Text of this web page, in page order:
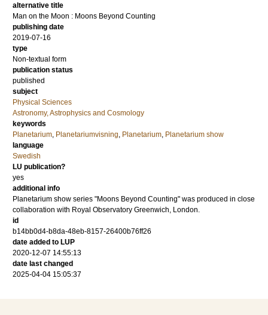
alternative title
Man on the Moon : Moons Beyond Counting
publishing date
2019-07-16
type
Non-textual form
publication status
published
subject
Physical Sciences
Astronomy, Astrophysics and Cosmology
keywords
Planetarium, Planetariumvisning, Planetarium, Planetarium show
language
Swedish
LU publication?
yes
additional info
Planetarium show series "Moons Beyond Counting" was produced in close
collaboration with Royal Observatory Greenwich, London.
id
b14bb0d4-b8da-48eb-8157-26400b76ff26
date added to LUP
2020-12-07 14:55:13
date last changed
2025-04-04 15:05:37